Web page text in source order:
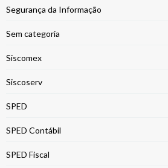
Segurança da Informação
Sem categoria
Siscomex
Siscoserv
SPED
SPED Contábil
SPED Fiscal